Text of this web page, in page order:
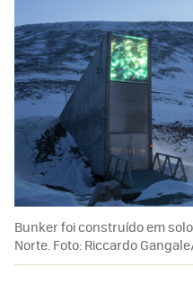
Bunker foi construído em
Norte. Foto: Riccardo